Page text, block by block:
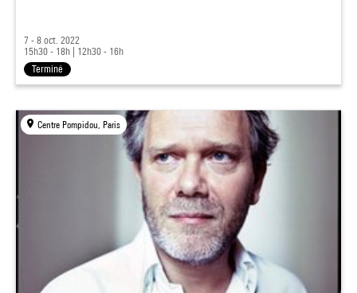
7 - 8 oct. 2022
15h30 - 18h
12h30 - 16h
Terminé
Centre Pompidou, Paris